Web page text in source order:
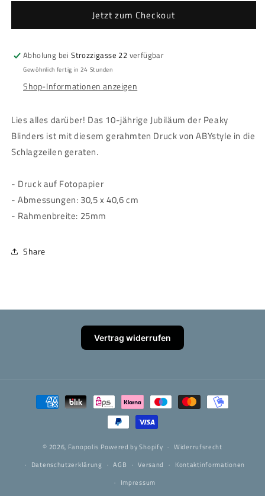
Framed
&quot;10th
Anniversary
Newspaper&quot;
(30x40)
Framed
&quot;10th
Anniversary
(30x40)
Jetzt zum Checkout
Abholung beiStrozzigasse 22 verfügbar
Gewöhnlich fertig in 24 Stunden
Shop-Informationen anzeigen
Lies alles darüber! Das 10-jährige Jubiläum der Peaky
Blinders ist mit diesem gerahmten Druck von ABYstyle in die
Schlagzeilen geraten.
- Druck auf Fotopapier
- Abmessungen: 30,5 x 40,6 cm
- Rahmenbreite: 25mm
Share
Vertrag widerrufen
Zahlungsmethoden
© 2026, Fanopolis Powered by Shopify
Widerrufsrecht
Datenschutzerklärung
AGB Versand
Kontaktinformationen
Impressum